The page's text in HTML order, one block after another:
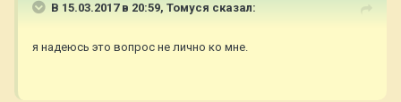
В 15.03.2017 в 20:59, Томуся сказал:
я надеюсь это вопрос не лично ко мне.